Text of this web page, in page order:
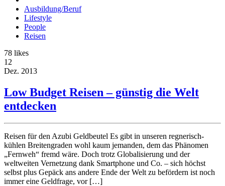
Ausbildung/Beruf
Lifestyle
People
Reisen
78 likes
12
Dez. 2013
Low Budget Reisen – günstig die Welt
entdecken
Reisen für den Azubi Geldbeutel Es gibt in unseren regnerisch-
kühlen Breitengraden wohl kaum jemanden, dem das Phänomen
„Fernweh“ fremd wäre. Doch trotz Globalisierung und der
weltweiten Vernetzung dank Smartphone und Co. – sich höchst
selbst plus Gepäck ans andere Ende der Welt zu befördern ist noch
immer eine Geldfrage, vor […]